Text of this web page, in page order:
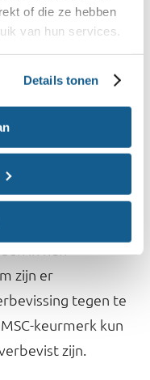
of die ze hebben
van hun services.
Details tonen
informatie opde
consumptie, direct
te veel vis wordt
in zee onder
zijn er
tegen te
keurmerk kun
zijn.